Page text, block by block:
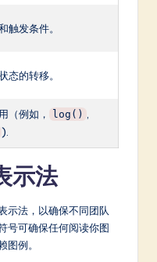
触发条件。
态的转移。
（例如， log()
).
示法
示法，以确保不同团队
号可确保任何阅读你图
图例。